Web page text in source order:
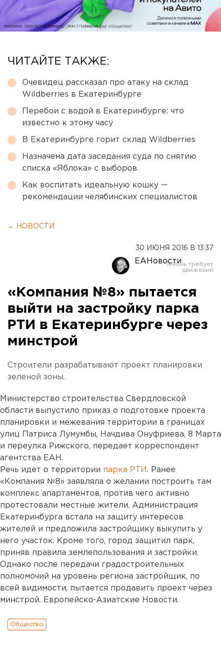
ЧИТАЙТЕ ТАКЖЕ:
Очевидец рассказал про атаку на склад
Wildberries в Екатеринбурге
Перебои с водой в Екатеринбурге: что
известно к этому часу
В Екатеринбурге горит склад Wildberries
Назначена дата заседания суда по снятию
списка «Яблока» с выборов
Как воспитать идеальную кошку —
рекомендации челябинских специалистов
← НОВОСТИ
30 ИЮНЯ 2016 В 13:37
ЕАНовости
«Компания №8» пытается
выйти на застройку парка
РТИ в Екатеринбурге через
минстрой
Строители разрабатывают проект планировки
зеленой зоны.
Министерство строительства Свердловской
области выпустило приказ о подготовке проекта
планировки и межевания территории в границах
улиц Патриса Лумумбы, Начдива Онуфриева, 8 Марта
и переулка Рижского, передает корреспондент
агентства ЕАН.
Речь идет о территории парка РТИ . Ранее
«Компания №8» заявляла о желании построить там
комплекс апартаментов, против чего активно
протестовали местные жители. Администрация
Екатеринбурга встала на защиту интересов
жителей и предложила застройщику выкупить у
него участок. Кроме того, город защитил парк,
приняв правила землепользования и застройки.
Однако после передачи градостроительных
полномочий на уровень региона застройщик, по
всей видимости, пытается продавить проект через
минстрой. Европейско-Азиатские Новости.
Общество